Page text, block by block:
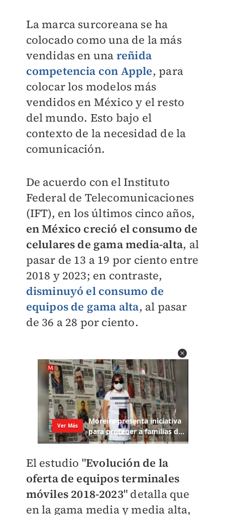
La marca surcoreana se ha
colocado como una de la más
vendidas en una reñida
competencia con Apple, para
colocar los modelos más
vendidos en México y el resto
del mundo. Esto bajo el
contexto de la necesidad de la
comunicación.
De acuerdo con el Instituto
Federal de Telecomunicaciones
(IFT), en los últimos cinco años,
en México creció el consumo de
celulares de gama media-alta, al
pasar de 13 a 19 por ciento entre
2018 y 2023; en contraste,
disminuyó el consumo de
equipos de gama alta, al pasar
de 36 a 28 por ciento.
El estudio "Evolución de la
oferta de equipos terminales
móviles 2018-2023" detalla que
en la gama media y media alta,